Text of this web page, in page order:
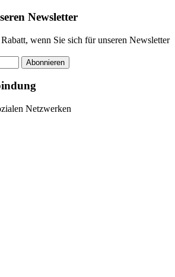
Newsletter
wenn Sie sich für unseren Newsletter
Abonnieren
Netzwerken